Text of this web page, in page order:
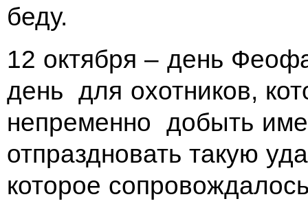
беду.
12 октября – день
день для охотников,
непременно добыть
отпраздновать такую
которое